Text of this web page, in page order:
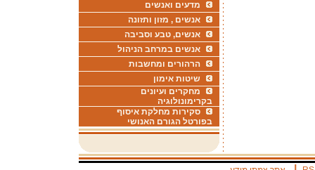
מדעים ואנשים
אנשים , מזון ותזונה
אנשים, טבע וסביבה
אנשים במרחב הניהול
הרהורים ומחשבות
שיטות אימון
מחקרים ועיונים
בקרימונולוגיה
סקירות מחלקת איסוף
בפורטל הגורם האנושי